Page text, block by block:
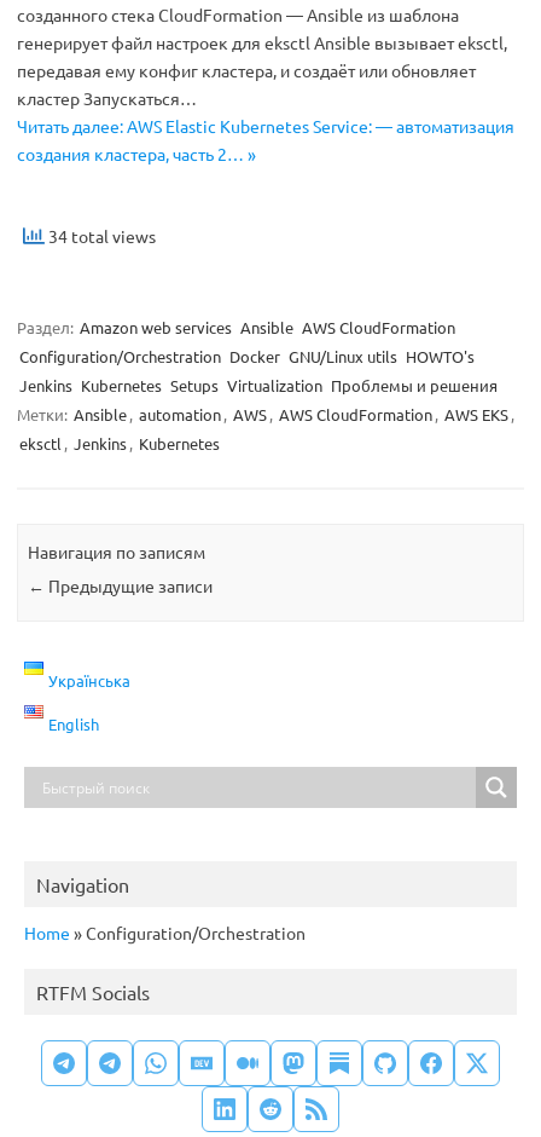
созданного стека CloudFormation — Ansible из шаблона
генерирует файл настроек для eksctl Ansible вызывает eksctl,
передавая ему конфиг кластера, и создаёт или обновляет
кластер Запускаться…
Читать далее: AWS Elastic Kubernetes Service: — автоматизация
создания кластера, часть 2… »
34 total views
Раздел: Amazon web services Ansible AWS CloudFormation
Configuration/Orchestration Docker GNU/Linux utils HOWTO's
Jenkins Kubernetes Setups Virtualization Проблемы и решения
Метки: Ansible, automation, AWS, AWS CloudFormation, AWS EKS,
eksctl , Jenkins, Kubernetes
Навигация по записям
← Предыдущие записи
Українська
English
Navigation
Home »Configuration/Orchestration
RTFM Socials